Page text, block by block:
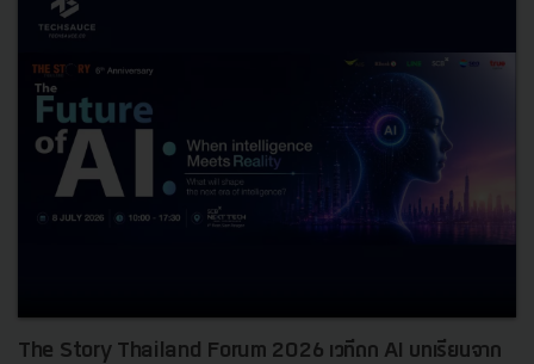
The Story Thailand Forum 2026 เวทีถก AI บทเรียนจาก